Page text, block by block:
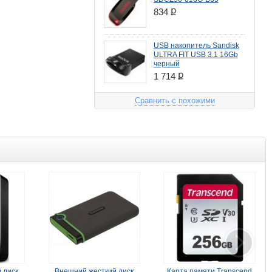
834 ք
USB накопитель Sandisk
ULTRA FIT USB 3.1 16Gb
черный
1 714 ք
Сравнить с похожими